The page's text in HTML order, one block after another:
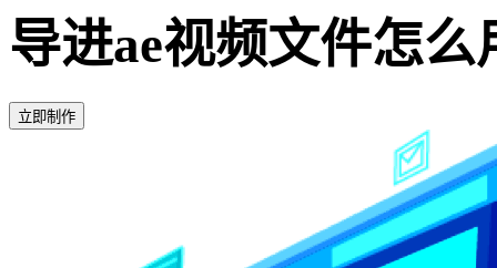
导进ae视频文件怎
立即制作